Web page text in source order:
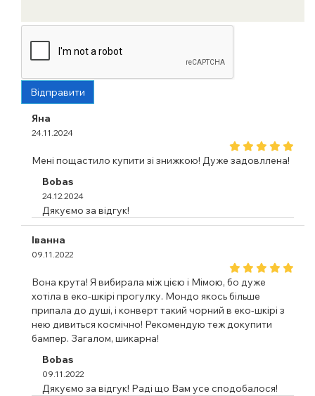
Відправити
Яна
24.11.2024
Мені пощастило купити зі знижкою! Дуже задовллена!
Bobas
24.12.2024
Дякуємо за відгук!
Іванна
09.11.2022
Вона крута! Я вибирала між цією і Мімою, бо дуже
хотіла в еко-шкірі прогулку. Мондо якось більше
припала до душі, і конверт такий чорний в еко-шкірі з
нею дивиться космічно! Рекомендую теж докупити
бампер. Загалом, шикарна!
Bobas
09.11.2022
Дякуємо за відгук! Раді що Вам усе сподобалося!